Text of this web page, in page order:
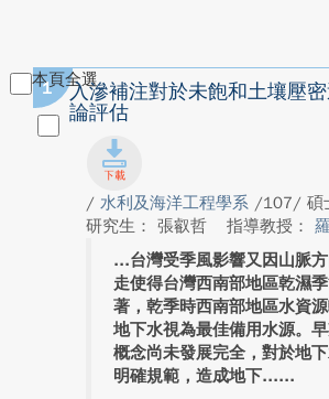
本頁全選
1
入滲補注對於未飽和土壤壓
論評估
/ 水利及海洋工程學系 /107/ 碩
研究生： 張叡哲
指導教授：
台灣受季風影響又因山脈
走使得台灣西南部地區乾濕
著，乾季時西南部地區水資源
地下水視為最佳備用水源。
概念尚未發展完全，對於地
明確規範，造成地下...